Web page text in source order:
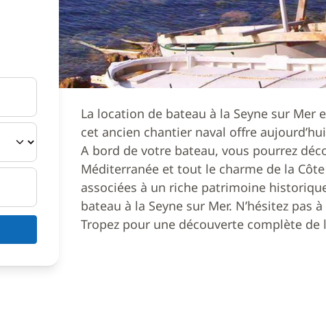
La location de bateau à la Seyne sur Mer
cet ancien chantier naval offre
A bord de votre bateau, vous pourrez
Méditerranée et tout le charme de la
associées à un riche patrimoine
bateau à la Seyne sur Mer. N’hésitez
Tropez pour une découverte complète de